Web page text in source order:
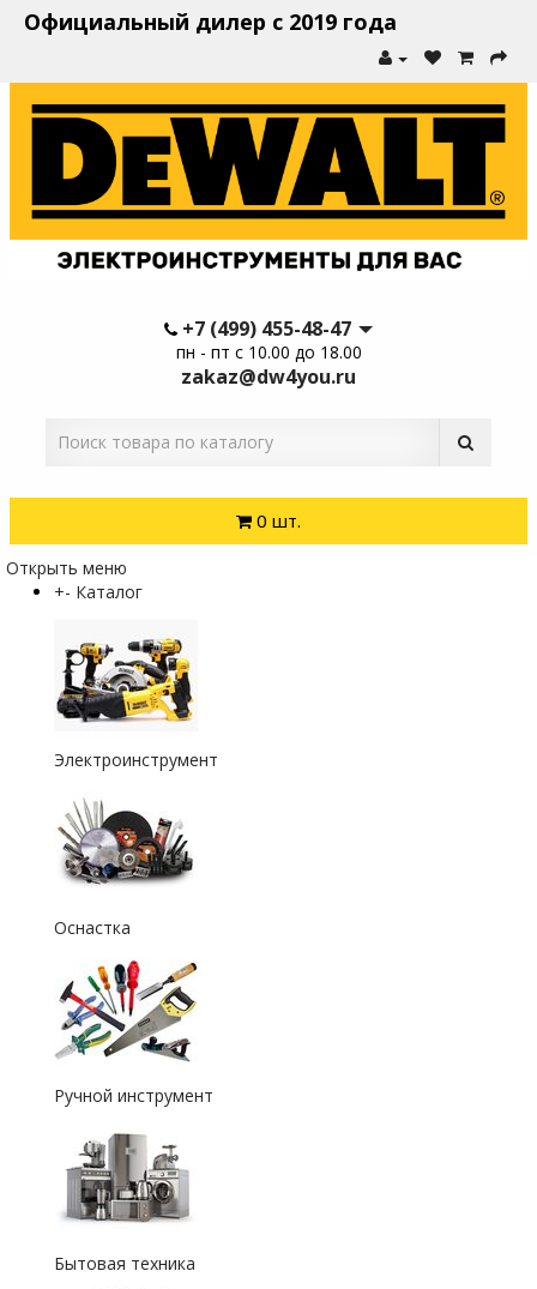
Официальный дилер с 2019 года
+7 (499) 455-48-47
пн - пт с 10.00 до 18.00
zakaz@dw4you.ru
0 шт.
Открыть меню
+- Каталог
Электроинструмент
Оснастка
Ручной инструмент
Бытовая техника